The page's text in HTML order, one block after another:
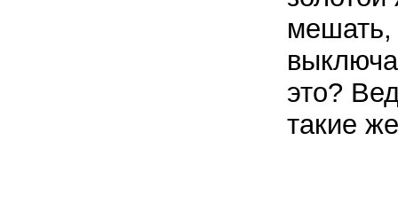
мешать,
это?
такие